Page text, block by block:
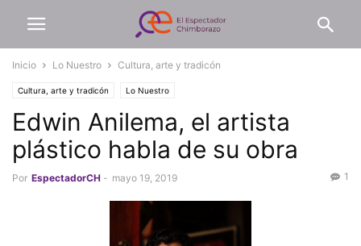
Inicio Lo Nuestro Cultura, arte y tradicón
Cultura, arte y tradicón Lo Nuestro
Edwin Anilema, el artista
plástico habla de su obra
Por EspectadorCH - mayo 19, 2019 1